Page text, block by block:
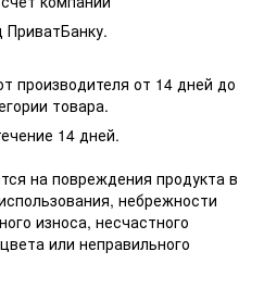
ПриватБанку.
производителя от 14 дней до
товара.
14 дней.
на повреждения продукта в
небрежности
износа, несчастного
или неправильного